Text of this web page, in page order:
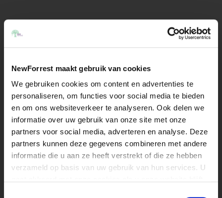
NewForrest maakt gebruik van cookies
We gebruiken cookies om content en advertenties te
personaliseren, om functies voor social media te bieden
en om ons websiteverkeer te analyseren. Ook delen we
informatie over uw gebruik van onze site met onze
partners voor social media, adverteren en analyse. Deze
partners kunnen deze gegevens combineren met andere
informatie die u aan ze heeft verstrekt of die ze hebben
verzameld op basis van uw gebruik van hun services. U
Links
QSR Global
Innovation
Inspiration
Core Competencies
About NewForrest Fingerfood
Inspiration
Nacho Cheddar Bites
Apple Tibits